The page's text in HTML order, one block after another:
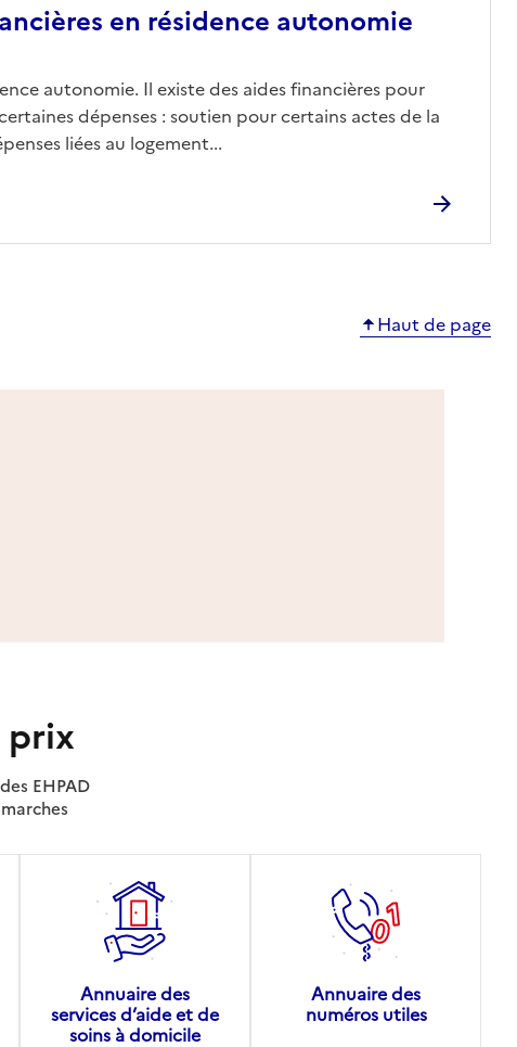
en résidence autonomie
autonomie. Il existe des aides financières pour
dépenses : soutien pour certains actes de la
liées au logement...
Haut de page
prix
EHPAD
Annuaire des
services d’aide et de
soins à domicile
Annuaire des
numéros utiles